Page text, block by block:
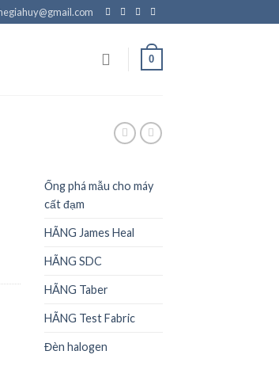
0
Ống phá mẫu cho máy
cất đạm
HÃNG James Heal
HÃNG SDC
HÃNG Taber
HÃNG Test Fabric
Đèn halogen